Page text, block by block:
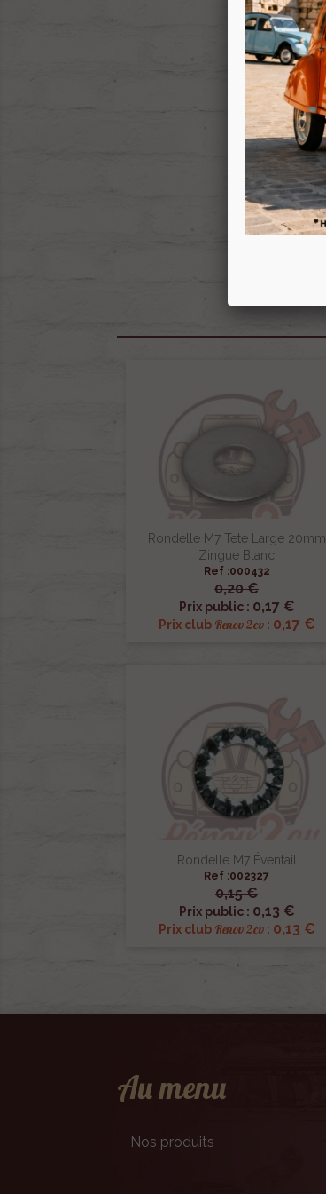
Rondelle M7 Tete Large 20mm
Zingue Blanc
Ref :000432
0,20 €
Prix public : 0,17 €
Prix club Renov 2cv: 0,17 €
 Aperçu rapide
Rondelle M7 Éventail
Ref :002327
0,15 €
Prix public : 0,13 €
Prix club Renov 2cv: 0,13 €
 Aperçu rapide
Au menu
Nos produits